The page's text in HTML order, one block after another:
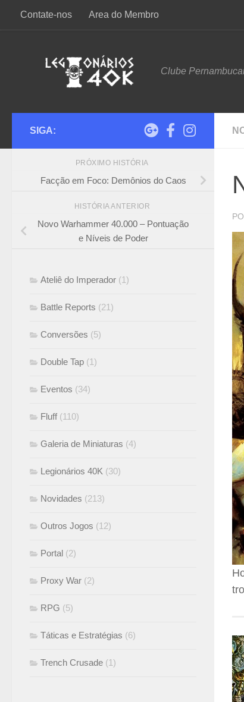
Skip to content
Contate-nos Area do Membro
Clube
SIGA:
PRÓXIMO HISTÓRIA
Facção em Foco: Demônios do Caos
HISTÓRIA ANTERIOR
Novo Warhammer 40.000 – Pontuação
e Níveis de Poder
Ateliê do Imperador (1)
Battle Reports (21)
Conversões (5)
Double Tap (1)
Eventos (34)
Fluff (110)
Galeria de Miniaturas (4)
Legionários 40K (30)
Novidades (213)
Outros Jogos (12)
Portal (2)
Proxy War (2)
RPG (5)
Táticas e Estratégias (6)
Trench Crusade (1)